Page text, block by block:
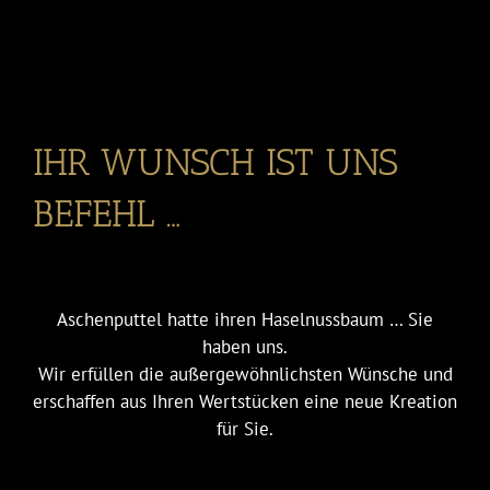
IHR WUNSCH IST UNS
BEFEHL …
Aschenputtel hatte ihren Haselnussbaum … Sie
haben uns.
Wir erfüllen die außergewöhnlichsten Wünsche und
erschaffen aus Ihren Wertstücken eine neue Kreation
für Sie.